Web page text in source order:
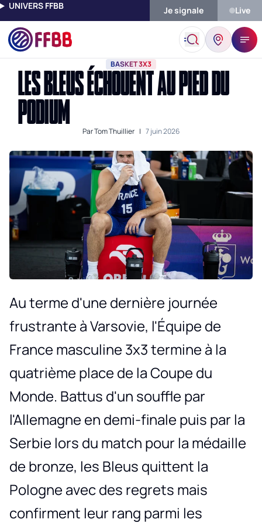
UNIVERS FFBB Je signale Live
Accueil Actualités Les Bleus Échouent Au Pied
BASKET 3X3
LES BLEUS ÉCHOUENT AU PIED DU
PODIUM
ParTom Thuillier | 7 juin 2026
Au terme d'une dernière journée
frustrante à Varsovie, l'Équipe de
France masculine 3x3 termine à la
quatrième place de la Coupe du
Monde. Battus d'un souffle par
l'Allemagne en demi-finale puis par la
Serbie lors du match pour la médaille
de bronze, les Bleus quittent la
Pologne avec des regrets mais
confirment leur rang parmi les